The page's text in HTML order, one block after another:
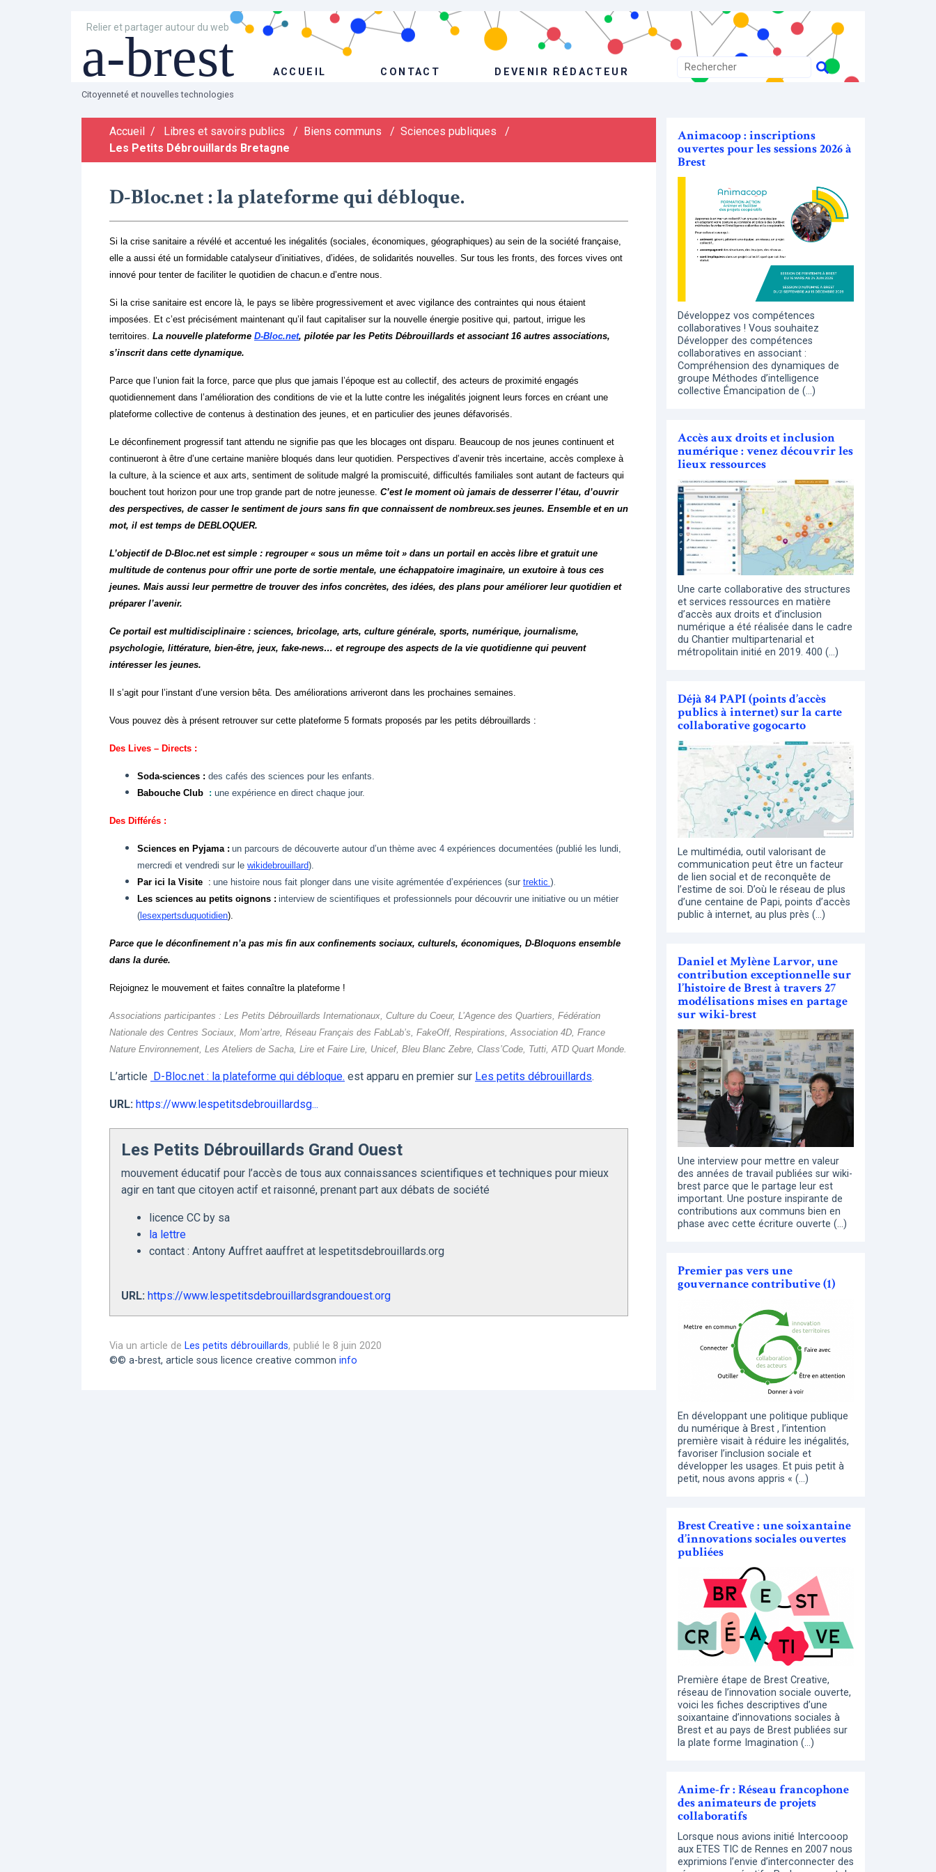
Relier et partager autour du web
a-brest ACCUEIL CONTACT DEVENIR RÉDACTEUR
Citoyenneté et nouvelles technologies
Accueil / Libres et savoirs publics / Biens communs / Sciences publiques
/
Les Petits Débrouillards Bretagne
D-Bloc.net : la plateforme qui débloque.
Si la crise sanitaire a révélé et accentué les inégalités (sociales, économiques, géographiques) au sein de la société française,
elle a aussi été un formidable catalyseur d’initiatives, d’idées, de solidarités nouvelles. Sur tous les fronts, des forces vives ont
innové pour tenter de faciliter le quotidien de chacun.e d’entre nous.
Si la crise sanitaire est encore là, le pays se libère progressivement et avec vigilance des contraintes qui nous étaient
imposées. Et c’est précisément maintenant qu’il faut capitaliser sur la nouvelle énergie positive qui, partout, irrigue les
territoires. La nouvelle plateforme D-Bloc.net, pilotée par les Petits Débrouillards et associant 16 autres associations,
s’inscrit dans cette dynamique.
Parce que l’union fait la force, parce que plus que jamais l’époque est au collectif, des acteurs de proximité engagés
quotidiennement dans l’amélioration des conditions de vie et la lutte contre les inégalités joignent leurs forces en créant une
plateforme collective de contenus à destination des jeunes, et en particulier des jeunes défavorisés.
Le déconfinement progressif tant attendu ne signifie pas que les blocages ont disparu. Beaucoup de nos jeunes continuent et
continueront à être d’une certaine manière bloqués dans leur quotidien. Perspectives d’avenir très incertaine, accès complexe à
la culture, à la science et aux arts, sentiment de solitude malgré la promiscuité, difficultés familiales sont autant de facteurs qui
bouchent tout horizon pour une trop grande part de notre jeunesse. C’est le moment où jamais de desserrer l’étau, d’ouvrir
des perspectives, de casser le sentiment de jours sans fin que connaissent de nombreux.ses jeunes. Ensemble et en un
mot, il est temps de DEBLOQUER.
L’objectif de D-Bloc.net est simple : regrouper « sous un même toit » dans un portail en accès libre et gratuit une
multitude de contenus pour offrir une porte de sortie mentale, une échappatoire imaginaire, un exutoire à tous ces
jeunes. Mais aussi leur permettre de trouver des infos concrètes, des idées, des plans pour améliorer leur quotidien et
préparer l’avenir.
Ce portail est multidisciplinaire : sciences, bricolage, arts, culture générale, sports, numérique, journalisme,
psychologie, littérature, bien-être, jeux, fake-news… et regroupe des aspects de la vie quotidienne qui peuvent
intéresser les jeunes.
Il s’agit pour l’instant d’une version bêta. Des améliorations arriveront dans les prochaines semaines.
Vous pouvez dès à présent retrouver sur cette plateforme 5 formats proposés par les petits débrouillards :
Des Lives – Directs :
Soda-sciences : des cafés des sciences pour les enfants.
Babouche Club : une expérience en direct chaque jour.
Des Différés :
Sciences en Pyjama : un parcours de découverte autour d’un thème avec 4 expériences documentées (publié les lundi,
mercredi et vendredi sur le wikidebrouillard).
Par ici la Visite : une histoire nous fait plonger dans une visite agrémentée d’expériences (sur trektic ).
Les sciences au petits oignons : interview de scientifiques et professionnels pour découvrir une initiative ou un métier
( lesexpertsduquotidien).
Parce que le déconfinement n’a pas mis fin aux confinements sociaux, culturels, économiques, D-Bloquons ensemble
dans la durée.
Rejoignez le mouvement et faites connaître la plateforme !
Associations participantes : Les Petits Débrouillards Internationaux, Culture du Coeur, L’Agence des Quartiers, Fédération
Nationale des Centres Sociaux, Mom’artre, Réseau Français des FabLab’s, FakeOff, Respirations, Association 4D, France
Nature Environnement, Les Ateliers de Sacha, Lire et Faire Lire, Unicef, Bleu Blanc Zebre, Class’Code, Tutti, ATD Quart Monde.
L’article D-Bloc.net : la plateforme qui débloque. est apparu en premier sur Les petits débrouillards.
URL: https://www.lespetitsdebrouillardsg...
Les Petits Débrouillards Grand Ouest
mouvement éducatif pour l’accès de tous aux connaissances scientifiques et techniques pour mieux
agir en tant que citoyen actif et raisonné, prenant part aux débats de société
licence CC by sa
la lettre
contact : Antony Auffret aauffret at lespetitsdebrouillards.org
URL: https://www.lespetitsdebrouillardsgrandouest.org
Via un article de Les petits débrouillards, publié le 8 juin 2020
©© a-brest, article sous licence creative common info
Animacoop : inscriptions
ouvertes pour les sessions 2026 à
Brest
Développez vos compétences
collaboratives ! Vous souhaitez
Développer des compétences
collaboratives en associant :
Compréhension des dynamiques de
groupe Méthodes d’intelligence
collective Émancipation de (…)
Accès aux droits et inclusion
numérique : venez découvrir les
lieux ressources
Une carte collaborative des structures
et services ressources en matière
d’accès aux droits et d’inclusion
numérique a été réalisée dans le cadre
du Chantier multipartenarial et
métropolitain initié en 2019. 400 (…)
Déjà 84 PAPI (points d’accès
publics à internet) sur la carte
collaborative gogocarto
Le multimédia, outil valorisant de
communication peut être un facteur
de lien social et de reconquête de
l’estime de soi. D’où le réseau de plus
d’une centaine de Papi, points d’accès
public à internet, au plus près (…)
Daniel et Mylène Larvor, une
contribution exceptionnelle sur
l’histoire de Brest à travers 27
modélisations mises en partage
sur wiki-brest
Une interview pour mettre en valeur
des années de travail publiées sur wiki-
brest parce que le partage leur est
important. Une posture inspirante de
contributions aux communs bien en
phase avec cette écriture ouverte (…)
Premier pas vers une
gouvernance contributive (1)
En développant une politique publique
du numérique à Brest , l’intention
première visait à réduire les inégalités,
favoriser l’inclusion sociale et
développer les usages. Et puis petit à
petit, nous avons appris « (…)
Brest Creative : une soixantaine
d’innovations sociales ouvertes
publiées
Première étape de Brest Creative,
réseau de l’innovation sociale ouverte,
voici les fiches descriptives d’une
soixantaine d’innovations sociales à
Brest et au pays de Brest publiées sur
la plate forme Imagination (…)
Anime-fr : Réseau francophone
des animateurs de projets
collaboratifs
Lorsque nous avions initié Intercooop
aux ETES TIC de Rennes en 2007 nous
exprimions l’envie d’interconnecter des